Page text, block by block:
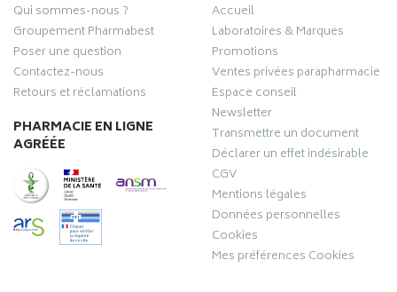
Qui sommes-nous ?
Groupement Pharmabest
Poser une question
Contactez-nous
Retours et réclamations
PHARMACIE EN LIGNE
AGRÉÉE
Accueil
Laboratoires & Marques
Promotions
Ventes privées parapharmacie
Espace conseil
Newsletter
Transmettre un document
Déclarer un effet indésirable
CGV
Mentions légales
Données personnelles
Cookies
Mes préférences Cookies